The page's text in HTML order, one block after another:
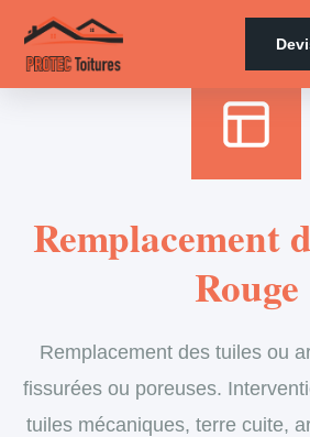
Remplacement
Rouge
Remplacement des tuiles ou
fissurées ou poreuses.
tuiles mécaniques, terre cuite,